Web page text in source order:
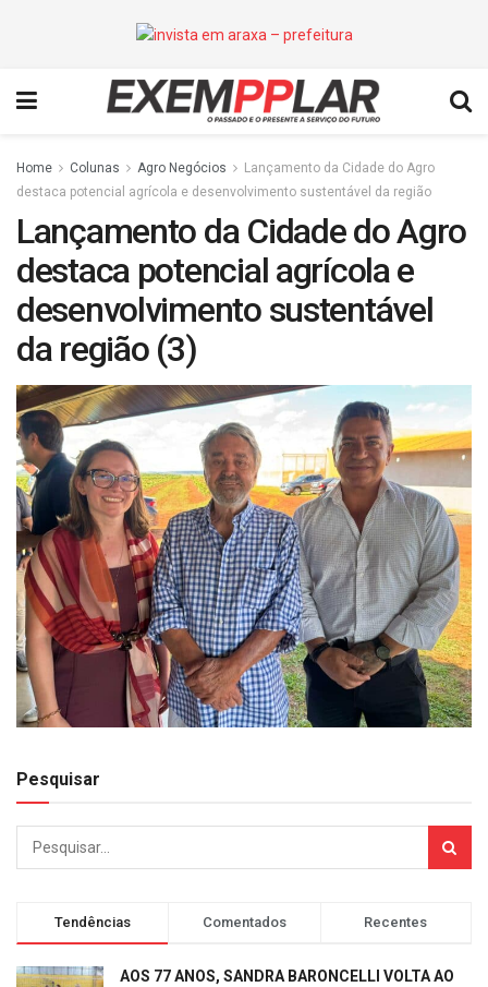
Home Colunas Agro Negócios
Lançamento da Cidade do Agro
destaca potencial agrícola e desenvolvimento sustentável da região
Lançamento da Cidade do Agro
destaca potencial agrícola e
desenvolvimento sustentável
da região (3)
Pesquisar
Tendências Comentados Recentes
AOS 77 ANOS, SANDRA BARONCELLI VOLTA AO